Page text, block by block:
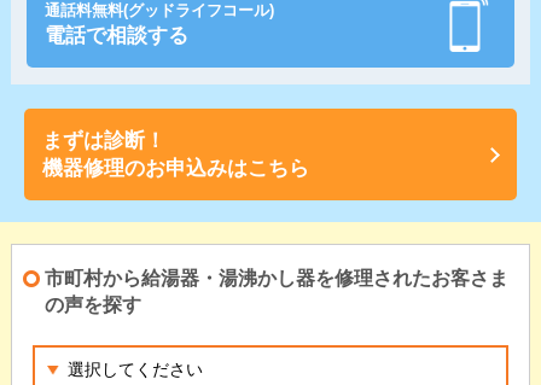
通話料無料(グッドライフコール)
電話で相談する
まずは診断！
機器修理のお申込みはこちら
市町村から給湯器・湯沸かし器を修理されたお客さま
の声を探す